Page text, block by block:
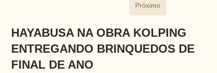
Próximo
HAYABUSA NA OBRA KOLPING
ENTREGANDO BRINQUEDOS DE
FINAL DE ANO